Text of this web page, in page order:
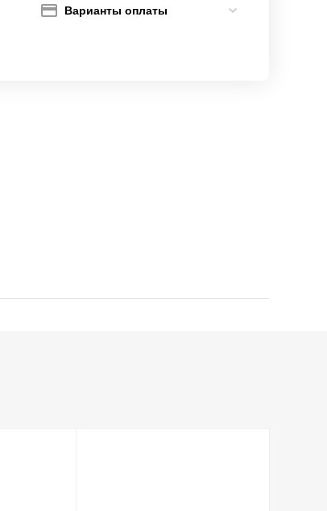
Варианты оплаты